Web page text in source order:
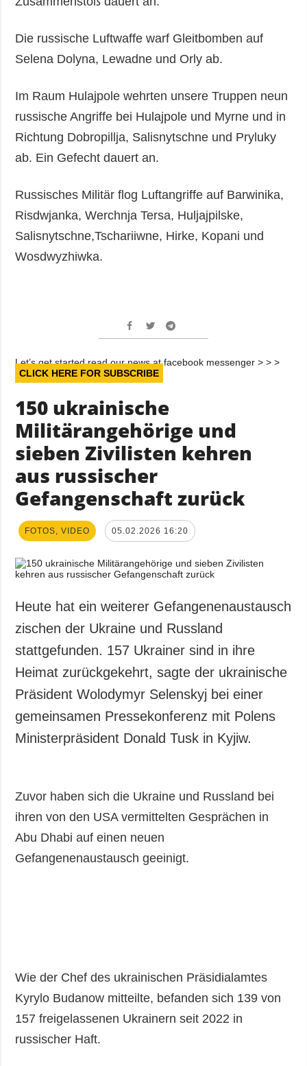
Die russische Luftwaffe warf Gleitbomben auf
Selena Dolyna, Lewadne und Orly ab.
Im Raum Hulajpole wehrten unsere Truppen neun
russische Angriffe bei Hulajpole und Myrne und in
Richtung Dobropillja, Salisnytschne und Pryluky
ab. Ein Gefecht dauert an.
Russisches Militär flog Luftangriffe auf Barwinika,
Risdwjanka, Werchnja Tersa, Huljajpilske,
Salisnytschne,Tschariiwne, Hirke, Kopani und
Wosdwyzhiwka.
Let’s get started read our news at facebook messenger > > >
CLICK HERE FOR SUBSCRIBE
150 ukrainische
Militärangehörige und
sieben Zivilisten kehren
aus russischer
Gefangenschaft zurück
FOTOS, VIDEO 05.02.2026 16:20
Heute hat ein weiterer Gefangenenaustausch
zischen der Ukraine und Russland
stattgefunden. 157 Ukrainer sind in ihre
Heimat zurückgekehrt, sagte der ukrainische
Präsident Wolodymyr Selenskyj bei einer
gemeinsamen Pressekonferenz mit Polens
Ministerpräsident Donald Tusk in Kyjiw.
Zuvor haben sich die Ukraine und Russland bei
ihren von den USA vermittelten Gesprächen in
Abu Dhabi auf einen neuen
Gefangenenaustausch geeinigt.
Wie der Chef des ukrainischen Präsidialamtes
Kyrylo Budanow mitteilte, befanden sich 139 von
157 freigelassenen Ukrainern seit 2022 in
russischer Haft.